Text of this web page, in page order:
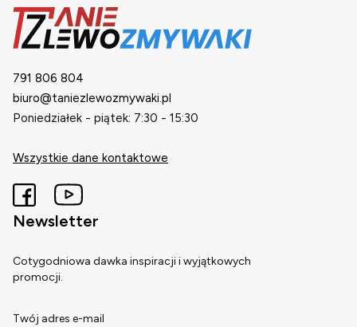
791 806 804
biuro@taniezlewozmywaki.pl
Poniedziałek - piątek: 7:30 - 15:30
Wszystkie dane kontaktowe
Newsletter
Cotygodniowa dawka inspiracji i wyjątkowych
promocji.
Twój adres e-mail